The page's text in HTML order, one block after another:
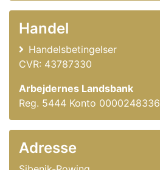
Handel
Handelsbetingelser
CVR: 43787330
Arbejdernes Landsbank
Reg. 5444 Konto 0000248336
Adresse